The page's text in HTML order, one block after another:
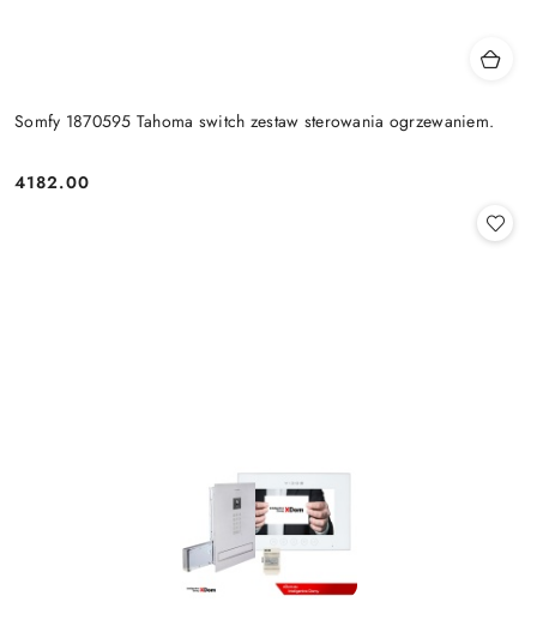
Somfy 1870595 Tahoma switch zestaw sterowania ogrzewaniem.
Cena:
4182.00